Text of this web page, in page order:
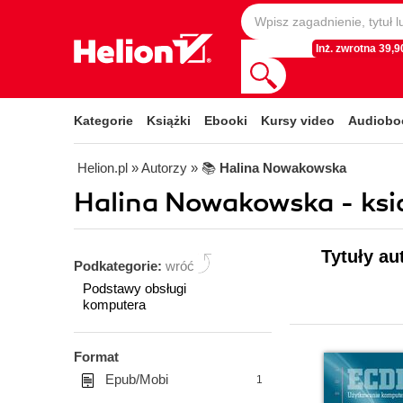
Inż. zwrotna
Kategorie Książki Ebooki Kursy video
Helion.pl » Autorzy » 📚 Halina Nowakowska
Halina Nowakowska -
Podkategorie: wróć
Podstawy obsługi
komputera
Format
Epub/Mobi
1
Tytuły